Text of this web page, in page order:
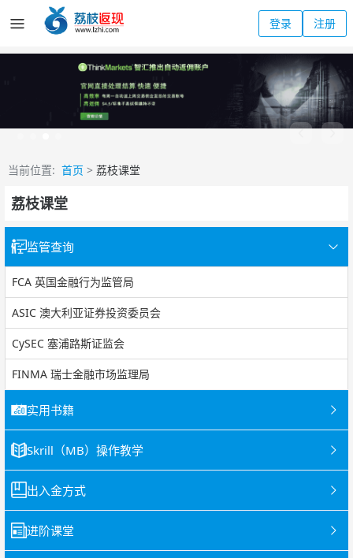
登录 注册
当前位置: 首页 > 荔枝课堂
荔枝课堂
监管查询
FCA 英国金融行为监管局
ASIC 澳大利亚证券投资委员会
CySEC 塞浦路斯证监会
FINMA 瑞士金融市场监理局
实用书籍
Skrill（MB）操作教学
出入金方式
进阶课堂